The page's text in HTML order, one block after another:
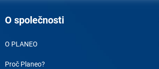
O společnosti
O PLANEO
Proč Planeo?